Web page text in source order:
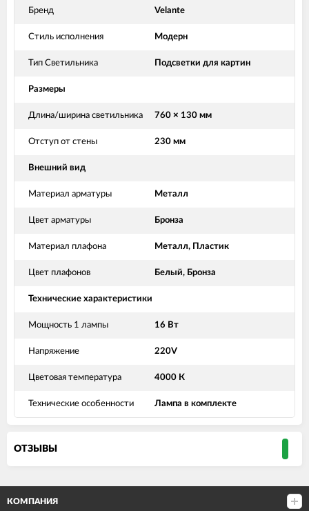
Бренд Velante
Стиль исполнения Модерн
Тип Светильника Подсветки для картин
Размеры
Длина/ширина светильника 760 × 130 мм
Отступ от стены 230 мм
Внешний вид
Материал арматуры Металл
Цвет арматуры Бронза
Материал плафона Металл, Пластик
Цвет плафонов Белый, Бронза
Технические характеристики
Мощность 1 лампы 16 Вт
Напряжение 220V
Цветовая температура 4000 К
Технические особенности Лампа в комплекте
ОТЗЫВЫ
КОМПАНИЯ